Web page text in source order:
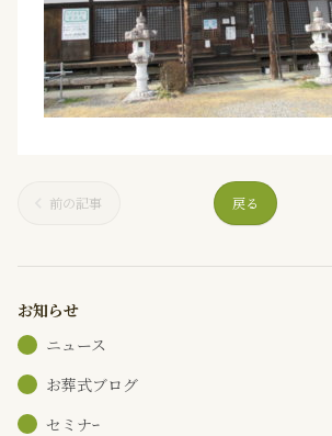
前の記事 戻る
お知らせ
ニュース
お葬式ブログ
セミナｰ